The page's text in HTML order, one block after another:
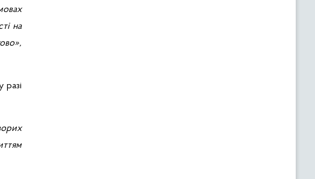
на
»,
разі